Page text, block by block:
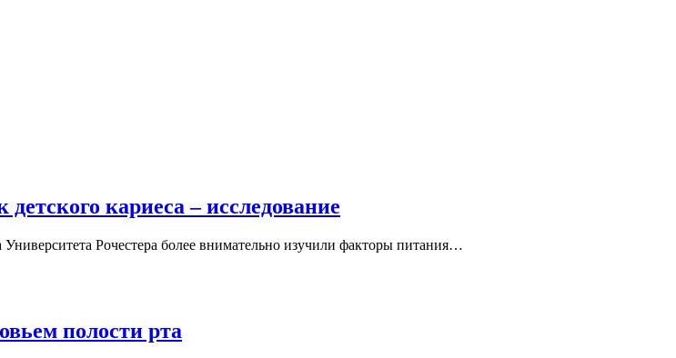
кариеса – исследование
Рочестера более внимательно изучили факторы питания…
полости рта